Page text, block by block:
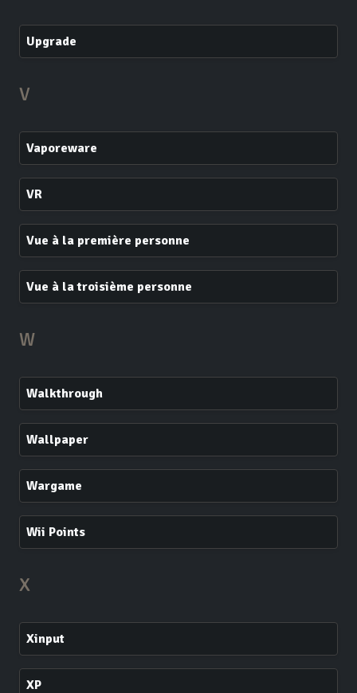
Upgrade
V
Vaporeware
VR
Vue à la première personne
Vue à la troisième personne
W
Walkthrough
Wallpaper
Wargame
Wii Points
X
Xinput
XP